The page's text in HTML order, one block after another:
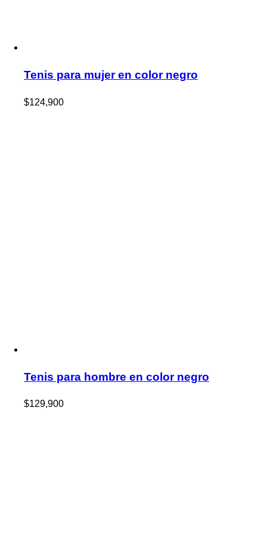
Tenis para mujer en color negro
$124,900
Tenis para hombre en color negro
$129,900